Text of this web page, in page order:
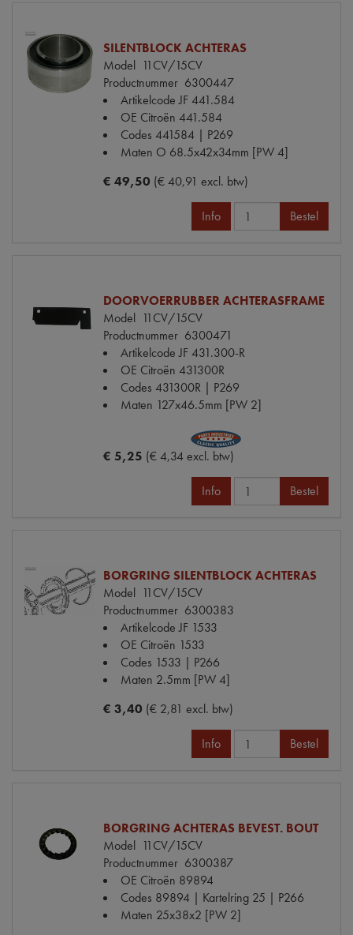
SILENTBLOCK ACHTERAS
Model 11CV/15CV
Productnummer 6300447
Artikelcode JF441.584
OE Citroën 441.584
Codes 441584 | P269
Maten O 68.5x42x34mm [PW 4]
€ 49,50 (€ 40,91 excl. btw)
Info Bestel
DOORVOERRUBBER ACHTERASFRAME
Model 11CV/15CV
Productnummer 6300471
Artikelcode JF431.300-R
OE Citroën 431300R
Codes 431300R | P269
Maten 127x46.5mm [PW 2]
€ 5,25 (€ 4,34 excl. btw)
Info Bestel
BORGRING SILENTBLOCK ACHTERAS
Model 11CV/15CV
Productnummer 6300383
Artikelcode JF 1533
OE Citroën 1533
Codes 1533 | P266
Maten 2.5mm [PW 4]
€ 3,40 (€ 2,81 excl. btw)
Info Bestel
BORGRING ACHTERAS BEVEST. BOUT
Model 11CV/15CV
Productnummer 6300387
OE Citroën 89894
Codes 89894 | Kartelring 25 | P266
Maten 25x38x2 [PW 2]